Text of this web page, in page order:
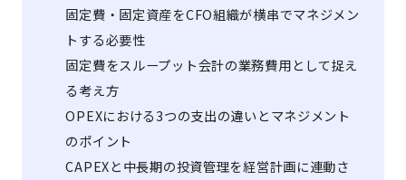
固定費・固定資産をCFO組織が横串でマネジメン
トする必要性
固定費をスループット会計の業務費用として捉え
る考え方
OPEXにおける3つの支出の違いとマネジメント
のポイント
CAPEXと中長期の投資管理を経営計画に連動さ